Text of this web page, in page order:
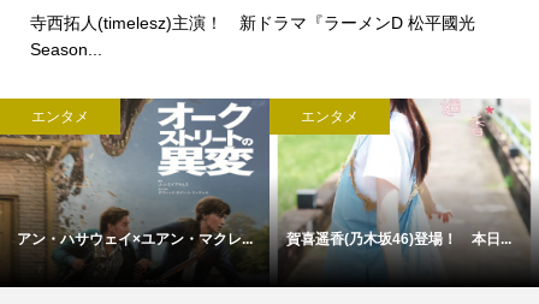
寺西拓人(timelesz)主演！ 新ドラマ『ラーメンD 松平國光
Season...
エンタメ
アン・ハサウェイ×ユアン・マクレ...
エンタメ
賀喜遥香(乃木坂46)登場！ 本日...